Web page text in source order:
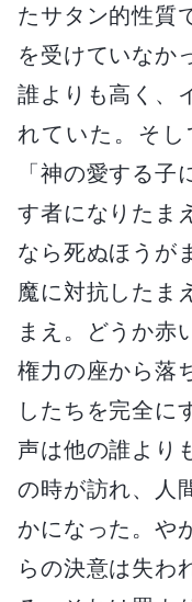
たサタン的性質
を受けていなか
誰よりも高く、
れていた。そし
「神の愛する
す者になりたま
なら死ぬほうが
魔に対抗したま
まえ。どうか赤
権力の座から落
したちを完全に
声は他の誰より
の時が訪れ、人
かになった。や
らの決意は失わ